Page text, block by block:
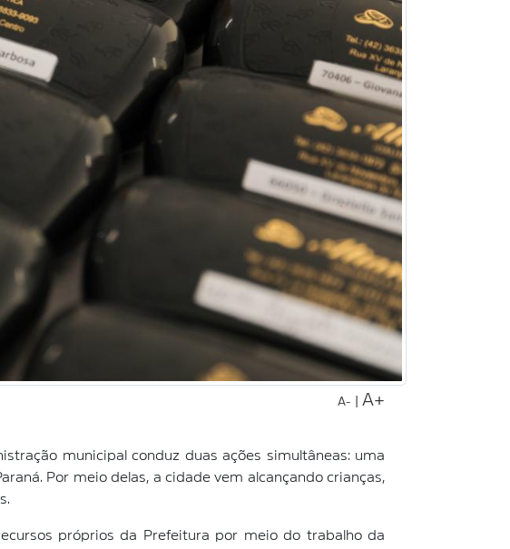
A- A+
municipal conduz duas ações simultâneas: uma
Por meio delas, a cidade vem alcançando crianças,
próprios da Prefeitura por meio do trabalho da